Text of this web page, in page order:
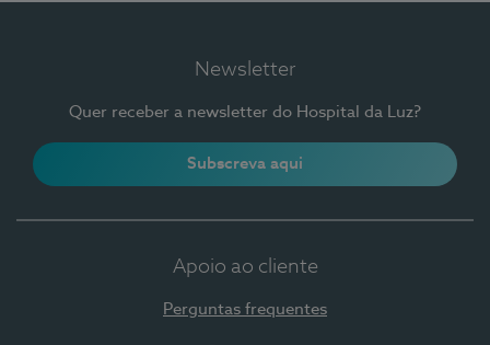
Newsletter
Quer receber a newsletter do Hospital da Luz?
Subscreva aqui
Apoio ao cliente
Perguntas frequentes